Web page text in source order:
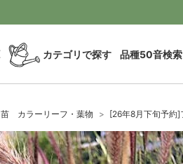
カテゴリで探す 品種50音検索
苗 カラーリーフ・葉物 [26年8月下旬予約]